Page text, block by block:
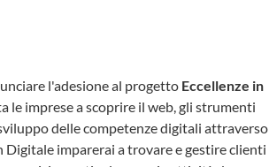
l'adesione al progetto Eccellenze in
le imprese a scoprire il web, gli strumenti
delle competenze digitali attraverso
imparerai a trovare e gestire clienti